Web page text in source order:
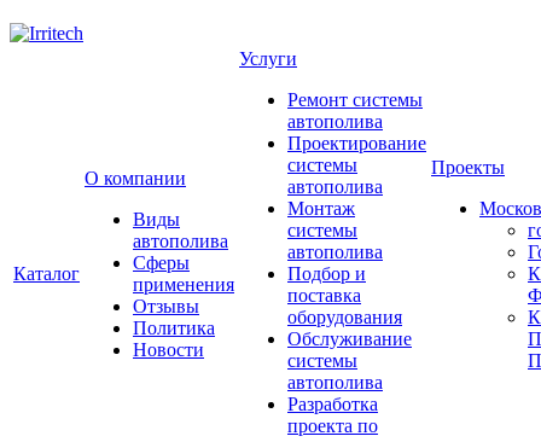
Каталог
О компании
Виды
автополива
Сферы
применения
Отзывы
Политика
Новости
Услуги
Ремонт системы
автополива
Проектирование
системы
автополива
Монтаж
системы
автополива
Подбор и
поставка
оборудования
Обслуживание
системы
автополива
Разработка
проекта по
Проекты